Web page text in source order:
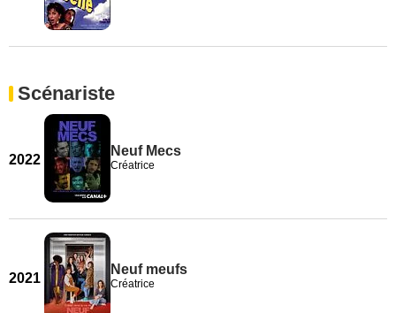
Scénariste
2022
Neuf Mecs
Créatrice
2021
Neuf meufs
Créatrice